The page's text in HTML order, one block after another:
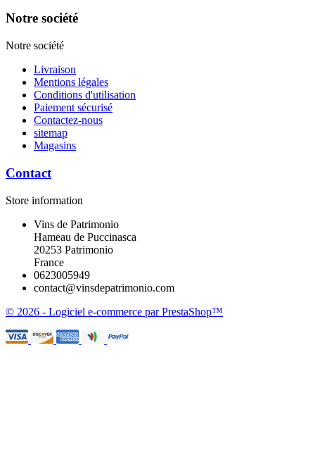
Notre société
Notre société
Livraison
Mentions légales
Conditions d'utilisation
Paiement sécurisé
Contactez-nous
sitemap
Magasins
Contact
Store information
Vins de Patrimonio
Hameau de Puccinasca
20253 Patrimonio
France
0623005949
contact@vinsdepatrimonio.com
© 2026 - Logiciel e-commerce par PrestaShop™